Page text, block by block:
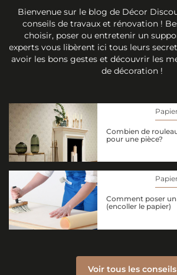
Bienvenue sur le blog de Décor
conseils de travaux et rénovation !
choisir, poser ou entretenir un
experts vous libèrent ici tous leurs
avoir les bons gestes et découvrir les
de décoration !
Combien de
pour une pièce?
Comment poser
(encoller le papier)
Voir tous les conseils